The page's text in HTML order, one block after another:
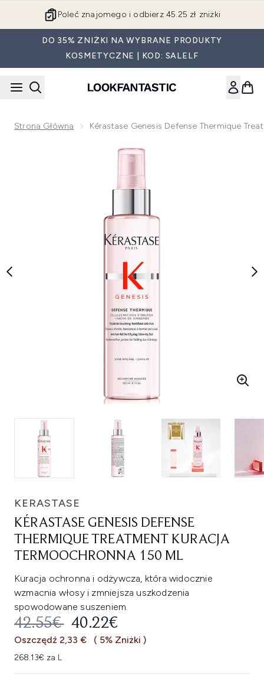
Poleć znajomego i odbierz 45.25 zł zniżki
DO 35% ZNIŻKI NA WYBRANE PRODUKTY
KOSMETYCZNE | KOD: SALELF
Strona Główna Kérastase Genesis Defense Thermique
Now showing image 1 Kérastase Genesis Defense
KERASTASE
KÉRASTASE GENESIS DEFENSE
THERMIQUE TREATMENT KURACJA
TERMOOCHRONNA 150 ML
Kuracja ochronna i odżywcza, która widocznie
wzmacnia włosy i zmniejsza uszkodzenia
spowodowane suszeniem.
SUGEROWANA CENA
42.55€ AKTUALNA CENA:
40.22€
Oszczędź 2,33 € ( 5% Zniżki )
268.13€ za L